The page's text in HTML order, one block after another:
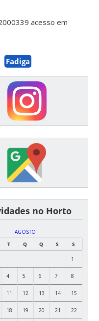
acesso em
Fadiga
no Horto
AGOSTO
T Q Q S S
1
4 5 6 7 8
11 12 13 14 15
18 19 20 21 22